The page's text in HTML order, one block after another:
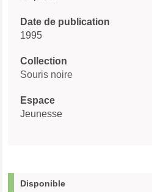
Date de publication
1995
Collection
Souris noire
Espace
Jeunesse
Disponible